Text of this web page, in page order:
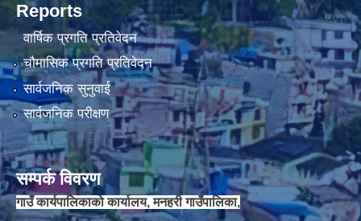
Reports
वार्षिक प्रगति प्रतिवेदन
चौमासिक प्रगति प्रतिवेदन
सार्वजनिक सुनुवाई
सार्वजनिक परीक्षण
सम्पर्क विवरण
गाउँ कार्यपालिकाको कार्यालय, मनहरी गाउँपालिका,